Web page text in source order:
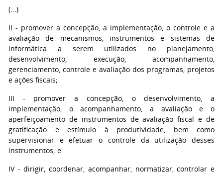
(...)
II - promover a concepção, a implementação, o controle e a
avaliação de mecanismos, instrumentos e sistemas de
informática a serem utilizados no planejamento,
desenvolvimento, execução, acompanhamento,
gerenciamento, controle e avaliação dos programas, projetos
e ações fiscais;
III - promover a concepção, o desenvolvimento, a
implementação, o acompanhamento, a avaliação e o
aperfeiçoamento de instrumentos de avaliação fiscal e de
gratificação e estímulo à produtividade, bem como
supervisionar e efetuar o controle da utilização desses
instrumentos; e
IV - dirigir, coordenar, acompanhar, normatizar, controlar e